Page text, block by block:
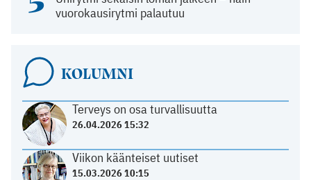
vuorokausirytmi palautuu
KOLUMNI
Terveys on osa turvallisuutta
26.04.2026 15:32
Viikon käänteiset uutiset
15.03.2026 10:15